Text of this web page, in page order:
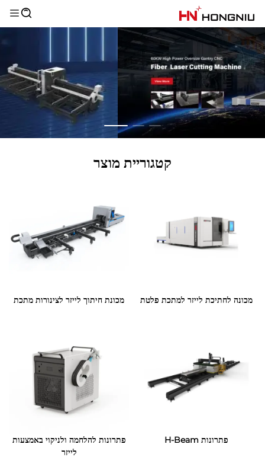
קטגוריית מוצר
מכונה לחתיכת לייזר למתכת פלטת מכונת חיתוך לייזר לצינורות מתכת
פתרונות H-Beam
פתרונות להלחמה ולניקוי באמצעות
לייזר